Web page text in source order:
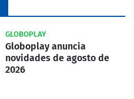
GLOBOPLAY
Globoplay anuncia
novidades de agosto de
2026